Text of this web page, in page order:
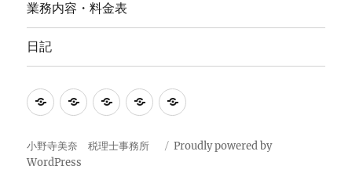
業務内容・料金表
日記
事
所
概
理
念・
実
連
先
業
日
小野寺美奈 税理士事務所
Proudly powered by
WordPress